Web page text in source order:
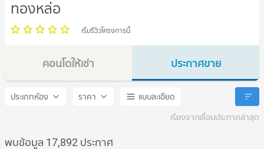
ทองหล่อ
เริ่มรีวิวโครงการนี้
คอนโดให้เช่า
ดองกิ มอลล์ ทองหล่อ
ประกาศขาย
ดองกิ มอลล์ ทองหล่อ
ประเภทห้อง ราคา
แบบละเอียด
เรียงจากเลื่อนประกาศล่าสุด
พบข้อมูล 17,892 ประกาศ